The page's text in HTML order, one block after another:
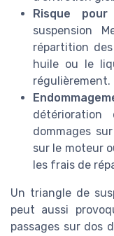
Risque
suspension
répartition
huile ou le
régulièrement.
dommages
sur le moteur
les frais de
Un triangle de
peut aussi
passages sur dos